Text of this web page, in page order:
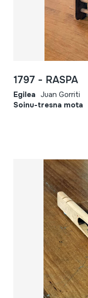
1797 - RASPA
Egilea Juan Gorriti
Soinu-tresna mota